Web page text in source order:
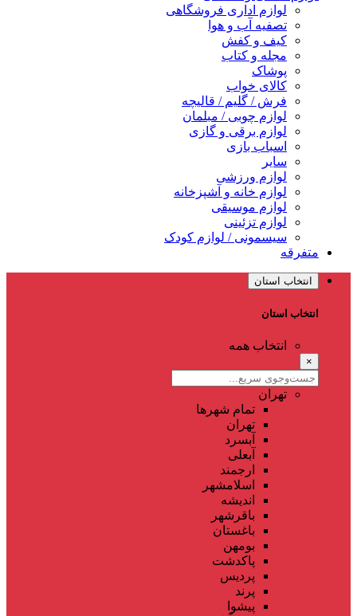
لوازم اداری فروشگاهی
تصفیه آب و هوا
کیف و کفش
مجله و کتاب
پوشاک
کالای خواب
فرش / گلیم / قالیچه
لوازم چوبی / مبلمان
لوازم برقی و گازی
اسباب بازی
سایر
لوازم ورزشی
لوازم خانه و آشپزخانه
لوازم موسیقی
لوازم تزئینی
سیسمونی / لوازم کودک
متفرقه
انتخاب استان
انتخاب استان
انتخاب همه
×
تهران
تمام شهر‌ها
تهران
آبسرد
آبعلی
ارجمند
اسلامشهر
اندیشه
باقرشهر
باغستان
بومهن
پاکدشت
پردیس
پرند
پیشوا